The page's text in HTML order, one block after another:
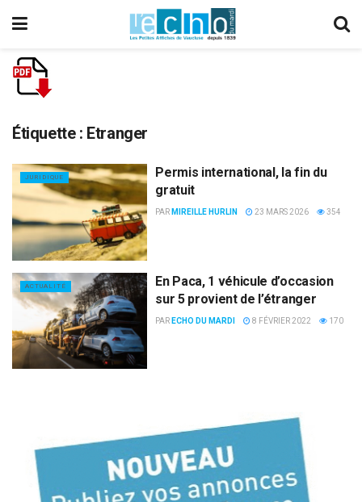
Étiquette : Etranger
JURIDIQUE
Permis international, la fin du
gratuit
PAR MIREILLE HURLIN 23 MARS 2026 354
ACTUALITÉ
En Paca, 1 véhicule d’occasion
sur 5 provient de l’étranger
PAR ECHO DU MARDI 8 FÉVRIER 2022 170